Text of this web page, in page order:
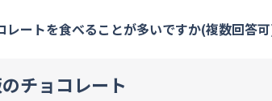
ートを食べることが多いですか(複数回答可)
チョコレート